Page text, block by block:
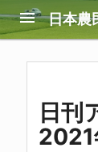
menu 日本農
日刊
2021